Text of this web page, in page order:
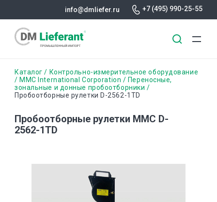
основному
содержанию
info@dmliefer.ru +7 (495) 990-25-55
Строка
навигации
Каталог
Контрольно-измерительное оборудование
MMC International Corporation
Переносные,
зональные и донные пробоотборники
Пробоотборные рулетки D-2562-1TD
Пробоотборные рулетки MMC D-
2562-1TD